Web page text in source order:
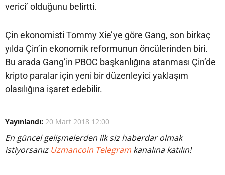
verici’ olduğunu belirtti.
Çin ekonomisti Tommy Xie’ye göre Gang, son birkaç
yılda Çin’in ekonomik reformunun öncülerinden biri.
Bu arada Gang’in PBOC başkanlığına atanması Çin’de
kripto paralar için yeni bir düzenleyici yaklaşım
olasılığına işaret edebilir.
Yayınlandı: 20 Mart 2018 12:00
En güncel gelişmelerden ilk siz haberdar olmak
istiyorsanız Uzmancoin Telegram kanalına katılın!